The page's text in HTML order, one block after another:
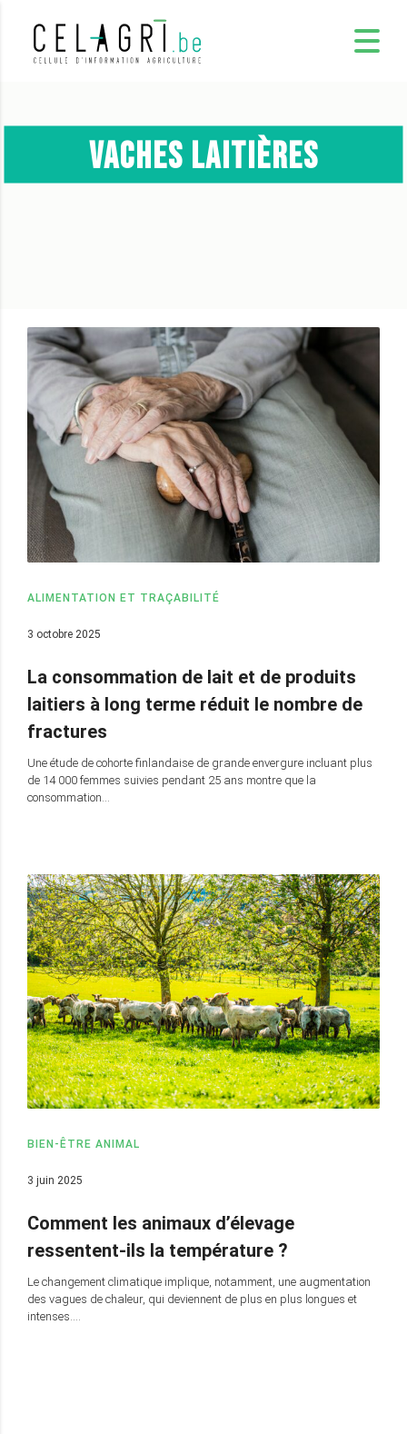
Vaches Laitières
ALIMENTATION ET TRAÇABILITÉ
3 octobre 2025
La consommation de lait et de produits
laitiers à long terme réduit le nombre de
fractures
Une étude de cohorte finlandaise de grande envergure incluant plus
de 14 000 femmes suivies pendant 25 ans montre que la
consommation…
BIEN-ÊTRE ANIMAL
3 juin 2025
Comment les animaux d’élevage
ressentent-ils la température ?
Le changement climatique implique, notamment, une augmentation
des vagues de chaleur, qui deviennent de plus en plus longues et
intenses….